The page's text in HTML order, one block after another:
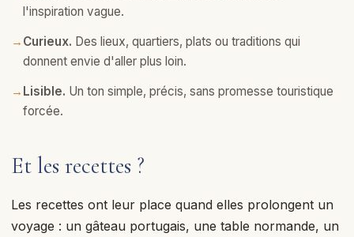
l'inspiration vague.
→ Curieux. Des lieux, quartiers, plats ou traditions qui
donnent envie d'aller plus loin.
→ Lisible. Un ton simple, précis, sans promesse touristique
forcée.
Et les recettes ?
Les recettes ont leur place quand elles prolongent un
voyage : un gâteau portugais, une table normande, un